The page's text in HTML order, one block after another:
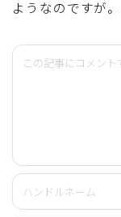
ようなのですが。